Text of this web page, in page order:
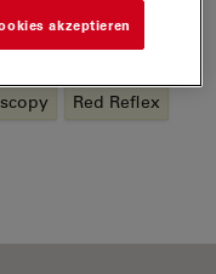
Red Reflex
akzeptieren